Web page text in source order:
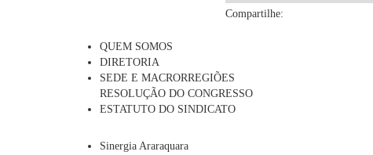
Compartilhe:
QUEM SOMOS
DIRETORIA
SEDE E MACRORREGIÕES
RESOLUÇÃO DO CONGRESSO
ESTATUTO DO SINDICATO
Sinergia Araraquara